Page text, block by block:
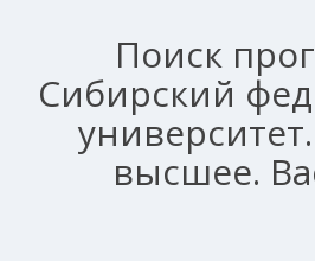
Поиск
Сибирский
высшее.